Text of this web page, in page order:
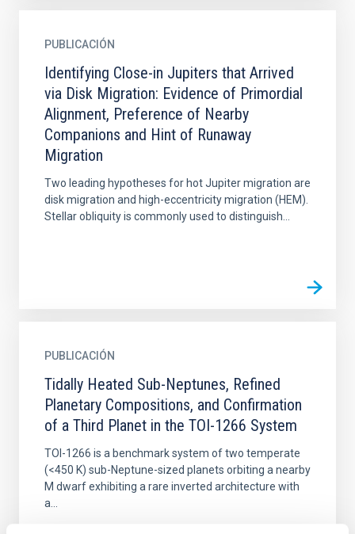
PUBLICACIÓN
Identifying Close-in Jupiters that Arrived
via Disk Migration: Evidence of Primordial
Alignment, Preference of Nearby
Companions and Hint of Runaway
Migration
Two leading hypotheses for hot Jupiter migration are
disk migration and high-eccentricity migration (HEM).
Stellar obliquity is commonly used to distinguish...
PUBLICACIÓN
Tidally Heated Sub-Neptunes, Refined
Planetary Compositions, and Confirmation
of a Third Planet in the TOI-1266 System
TOI-1266 is a benchmark system of two temperate
(<450 K) sub-Neptune-sized planets orbiting a nearby
M dwarf exhibiting a rare inverted architecture with
a...